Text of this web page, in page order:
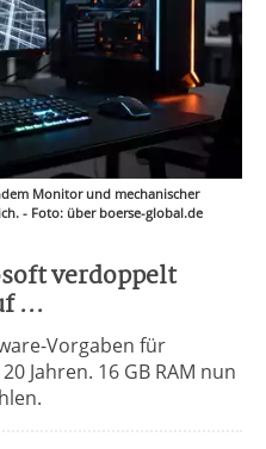
Monitor und mechanischer
- Foto: über boerse-global.de
verdoppelt
...
Vorgaben für
Jahren. 16 GB RAM nun